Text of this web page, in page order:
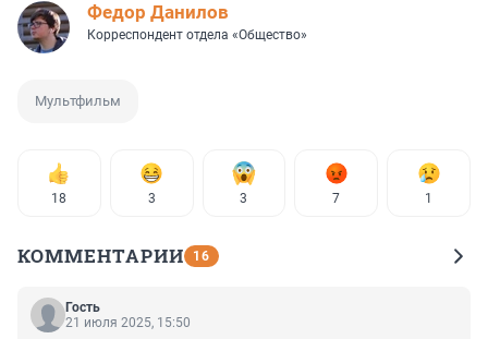
Федор Данилов
Корреспондент отдела «Общество»
Мультфильм
18 3 3 7 1
КОММЕНТАРИИ 16
Гость
21 июля 2025, 15:50